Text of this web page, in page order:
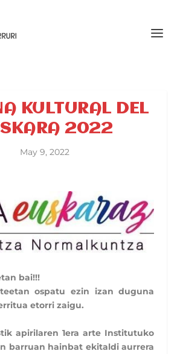
KULTURAL DEL
2022
May 9, 2022
bai!!!
ospatu ezin izan duguna
etorri zaigu.
apirilaren 1era arte Institutuko
barruan hainbat ekitaldi aurrera